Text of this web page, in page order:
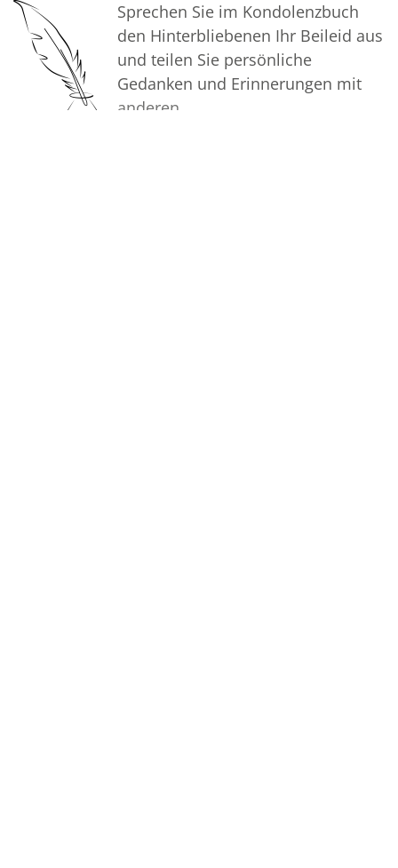
Sprechen Sie im Kondolenzbuch
den Hinterbliebenen Ihr Beileid aus
und teilen Sie persönliche
Gedanken und Erinnerungen mit
anderen.